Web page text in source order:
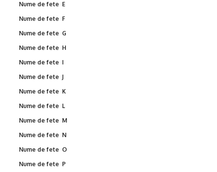
Nume de fete E
Nume de fete F
Nume de fete G
Nume de fete H
Nume de fete I
Nume de fete J
Nume de fete K
Nume de fete L
Nume de fete M
Nume de fete N
Nume de fete O
Nume de fete P